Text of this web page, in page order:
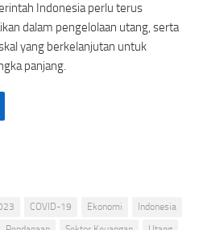
Indonesia perlu terus
dalam pengelolaan utang, serta
yang berkelanjutan untuk
panjang.
COVID-19 Ekonomi
Indonesia